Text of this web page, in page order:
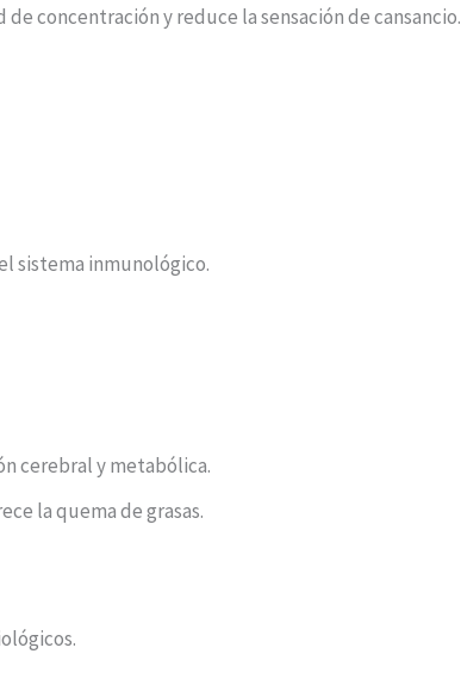
concentración y reduce la sensación de cansancio.
sistema inmunológico.
cerebral y metabólica.
la quema de grasas.